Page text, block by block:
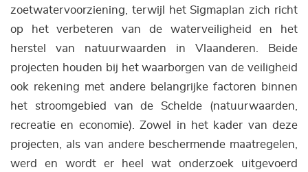
zoetwatervoorziening, terwijl het Sigmaplan zich richt
op het verbeteren van de waterveiligheid en het
herstel van natuurwaarden in Vlaanderen. Beide
projecten houden bij het waarborgen van de veiligheid
ook rekening met andere belangrijke factoren binnen
het stroomgebied van de Schelde (natuurwaarden,
recreatie en economie). Zowel in het kader van deze
projecten, als van andere beschermende maatregelen,
werd en wordt er heel wat onderzoek uitgevoerd